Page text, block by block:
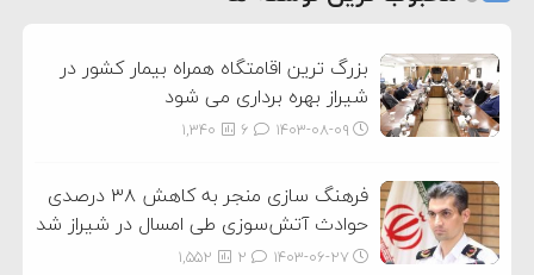
بزرگ ترین اقامتگاه همراه بیمار کشور در
شیراز بهره برداری می شود
۱۴۰۳-۰۸-۰۹ 1,340
فرهنگ سازی منجر به کاهش ۳۸ درصدی
حوادث آتش‌سوزی طی امسال در شیراز شد
۱۴۰۳-۰۶-۲۷ 1,552